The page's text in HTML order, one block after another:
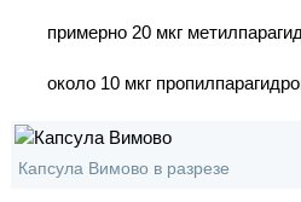
примерно 20 мкг
около 10 мкг
Капсула Вимово в разрезе